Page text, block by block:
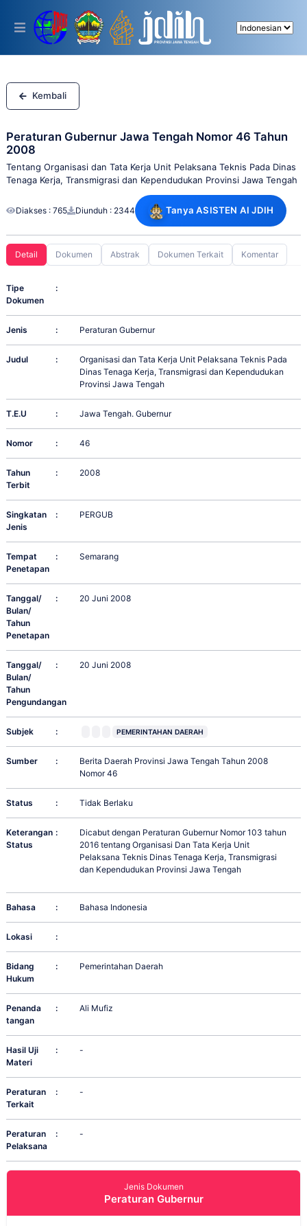
This
includes
accessibility
system.
Kembali
Peraturan Gubernur Jawa Tengah Nomor 46 Tahun
2008
Tentang Organisasi dan Tata Kerja Unit Pelaksana Teknis Pada Dinas
Tenaga Kerja, Transmigrasi dan Kependudukan Provinsi Jawa Tengah
Diakses : 765 Diunduh : 2344 Tanya ASISTEN AI JDIH
Detail Dokumen Abstrak Dokumen Terkait Komentar
Tipe
Dokumen
:
Jenis : Peraturan Gubernur
Judul :
Organisasi dan Tata Kerja Unit Pelaksana Teknis Pada
Dinas Tenaga Kerja, Transmigrasi dan Kependudukan
Provinsi Jawa Tengah
T.E.U : Jawa Tengah. Gubernur
Nomor : 46
Tahun
Terbit
: 2008
Singkatan
Jenis
: PERGUB
Tempat
Penetapan
: Semarang
Tanggal/
Bulan/
Tahun
Penetapan
: 20 Juni 2008
Tanggal/
Bulan/
Tahun
Pengundangan
: 20 Juni 2008
Subjek : PEMERINTAHAN DAERAH
Sumber :
Berita Daerah Provinsi Jawa Tengah Tahun 2008
Nomor 46
Status : Tidak Berlaku
Keterangan
Status
:
Dicabut dengan Peraturan Gubernur Nomor 103 tahun
2016 tentang Organisasi Dan Tata Kerja Unit
Pelaksana Teknis Dinas Tenaga Kerja, Transmigrasi
dan Kependudukan Provinsi Jawa Tengah
Bahasa : Bahasa Indonesia
Lokasi :
Bidang
Hukum
: Pemerintahan Daerah
Penanda
tangan
: Ali Mufiz
Hasil Uji
Materi
: -
Peraturan
Terkait
: -
Peraturan
Pelaksana
: -
Jenis Dokumen
Peraturan Gubernur